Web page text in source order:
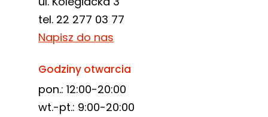
tel. 22 277 03 77
Napisz do nas
Godziny otwarcia
pon.: 12:00-20:00
wt.-pt.: 9:00-20:00